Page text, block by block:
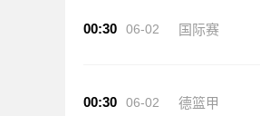
00:30 06-02 国际赛
00:30 06-02 德篮甲